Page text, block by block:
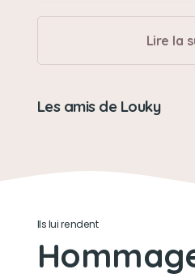
Aller dans le parc et se
Sa bêtise préférée
Mordre, sa laisse
têtu, et boudeur
Son jouet préféré
Son doudou en forme de
Lire la
Les amis de Louky
Ils lui rendent